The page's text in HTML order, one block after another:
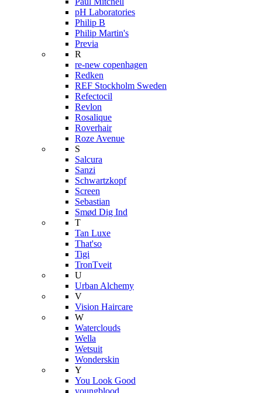
pH Laboratories
Philip B
Philip Martin's
Previa
R
re-new copenhagen
Redken
REF Stockholm Sweden
Refectocil
Revlon
Rosalique
Roverhair
Roze Avenue
S
Salcura
Sanzi
Schwartzkopf
Screen
Sebastian
Smød Dig Ind
T
Tan Luxe
That'so
Tigi
TronTveit
U
Urban Alchemy
V
Vision Haircare
W
Waterclouds
Wella
Wetsuit
Wonderskin
Y
You Look Good
youngblood